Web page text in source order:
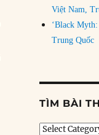
Việt Nam,
‘Black Myth:
Trung Quốc
TÌM BÀI
Tìm